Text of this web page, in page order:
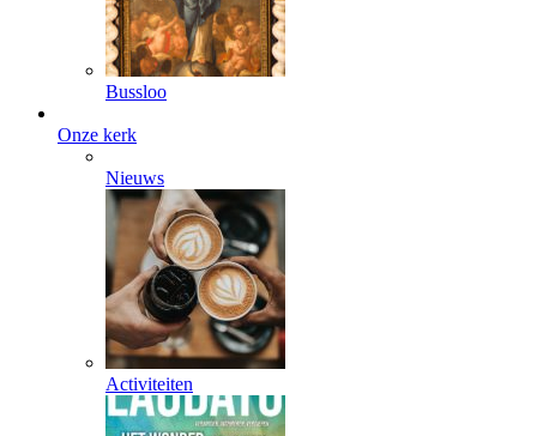
Bussloo
Onze kerk
Nieuws
Activiteiten